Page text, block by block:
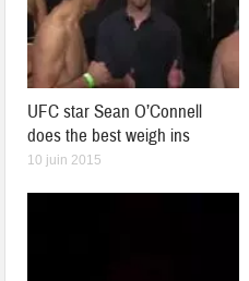
UFC star Sean O’Connell
does the best weigh ins
10 juin 2015